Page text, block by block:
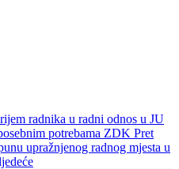
radnika u radni odnos u JU
potrebama ZDK Pret
upražnjenog radnog mjesta u